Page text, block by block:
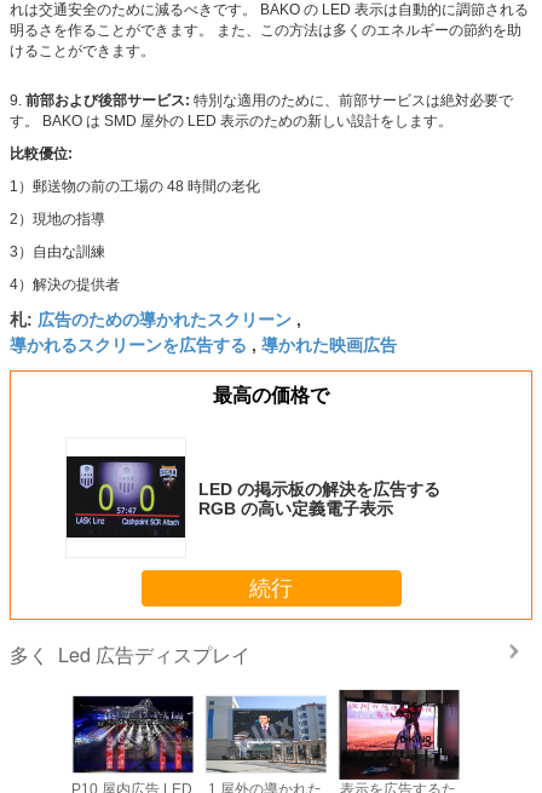
れは交通安全のために減るべきです。 BAKO の LED 表示は自動的に調節される
明るさを作ることができます。 また、この方法は多くのエネルギーの節約を助
けることができます。
9. 前部および後部サービス: 特別な適用のために、前部サービスは絶対必要で
す。 BAKO は SMD 屋外の LED 表示のための新しい設計をします。
比較優位:
1）郵送物の前の工場の 48 時間の老化
2）現地の指導
3）自由な訓練
4）解決の提供者
札: 広告のための導かれたスクリーン ,
導かれるスクリーンを広告する , 導かれた映画広告
最高の価格で
LED の掲示板の解決を広告する
RGB の高い定義電子表示
続行
多く Led 広告ディスプレイ
P10 屋内広告 LED 1 屋外の導かれた 表示を広告するた